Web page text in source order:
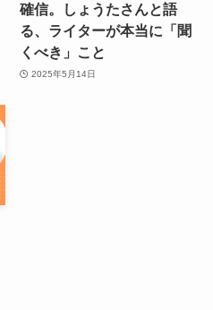
確信。しょうたさんと語
る、ライターが本当に「聞
くべき」こと
2025年5月14日